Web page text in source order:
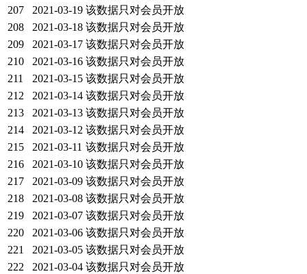
207
2021-03-19 该数据只对会员开放
208
2021-03-18 该数据只对会员开放
209
2021-03-17 该数据只对会员开放
210
2021-03-16 该数据只对会员开放
211
2021-03-15 该数据只对会员开放
212
2021-03-14 该数据只对会员开放
213
2021-03-13 该数据只对会员开放
214
2021-03-12 该数据只对会员开放
215
2021-03-11 该数据只对会员开放
216
2021-03-10 该数据只对会员开放
217
2021-03-09 该数据只对会员开放
218
2021-03-08 该数据只对会员开放
219
2021-03-07 该数据只对会员开放
220
2021-03-06 该数据只对会员开放
221
2021-03-05 该数据只对会员开放
222
2021-03-04 该数据只对会员开放